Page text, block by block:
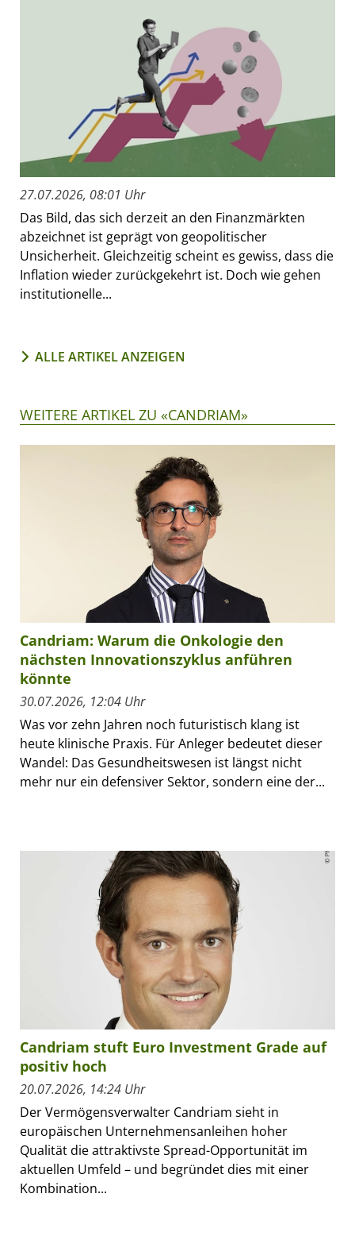
27.07.2026, 08:01 Uhr
Das Bild, das sich derzeit an den Finanzmärkten
abzeichnet ist geprägt von geopolitischer
Unsicherheit. Gleichzeitig scheint es gewiss, dass die
Inflation wieder zurückgekehrt ist. Doch wie gehen
institutionelle...
ALLE ARTIKEL ANZEIGEN
WEITERE ARTIKEL ZU «CANDRIAM»
Candriam: Warum die Onkologie den
nächsten Innovationszyklus anführen
könnte
30.07.2026, 12:04 Uhr
Was vor zehn Jahren noch futuristisch klang ist
heute klinische Praxis. Für Anleger bedeutet dieser
Wandel: Das Gesundheitswesen ist längst nicht
mehr nur ein defensiver Sektor, sondern eine der...
Candriam stuft Euro Investment Grade auf
positiv hoch
20.07.2026, 14:24 Uhr
Der Vermögensverwalter Candriam sieht in
europäischen Unternehmensanleihen hoher
Qualität die attraktivste Spread-Opportunität im
aktuellen Umfeld – und begründet dies mit einer
Kombination...